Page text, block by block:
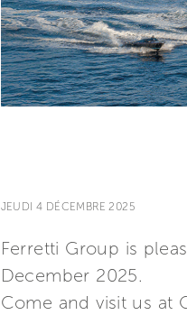
JEUDI 4 DÉCEMBRE 2025
Ferretti Group is
December 2025.
Come and visit us at